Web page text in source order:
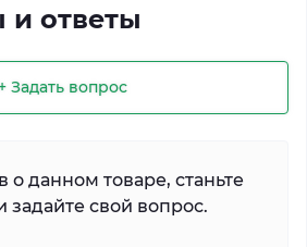
и ответы
+ Задать вопрос
о данном товаре, станьте
задайте свой вопрос.